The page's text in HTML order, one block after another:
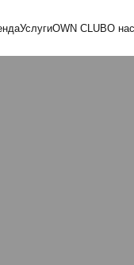
УслугиOWN CLUBО нас